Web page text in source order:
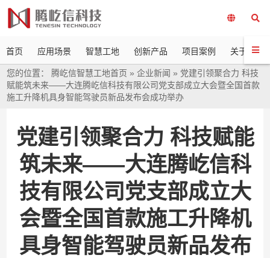
首页 应用场景 智慧工地 创新产品 项目案例 关于我们
您的位置： 腾屹信智慧工地首页 »企业新闻 » 党建引领聚合力 科技
赋能筑未来——大连腾屹信科技有限公司党支部成立大会暨全国首款
施工升降机具身智能驾驶员新品发布会成功举办
党建引领聚合力 科技赋能
筑未来——大连腾屹信科
技有限公司党支部成立大
会暨全国首款施工升降机
具身智能驾驶员新品发布